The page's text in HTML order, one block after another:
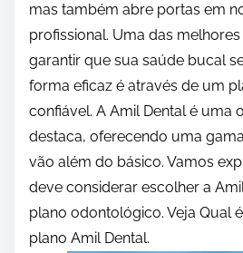
mas também abre portas em
profissional. Uma das
garantir que sua saúde bucal
forma eficaz é através de um
confiável. A Amil Dental é uma
destaca, oferecendo uma
vão além do básico. Vamos
deve considerar escolher a
plano odontológico. Veja Qual
plano Amil Dental.